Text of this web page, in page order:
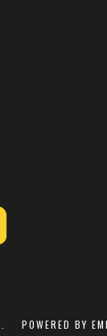
POWERED BY